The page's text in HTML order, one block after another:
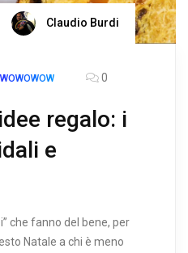
Claudio Burdi
WOWOWOW 0
regalo: i
e
che fanno del bene, per
Natale a chi è meno